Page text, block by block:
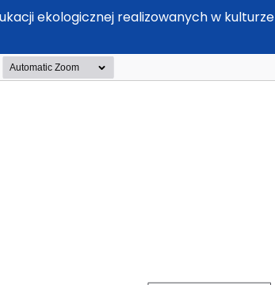
ekologicznej realizowanych w kulturze